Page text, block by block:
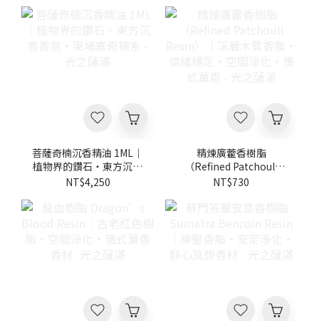
菩薩奇楠沉香精油 1ML｜
植物界的鑽石・東方沉香
香氛・柬埔寨奇楠系 - 光
之薩滿
NT$4,250
精煉廣藿香樹脂
（Refined Patchouli
Resin）｜深層木質香
NT$730